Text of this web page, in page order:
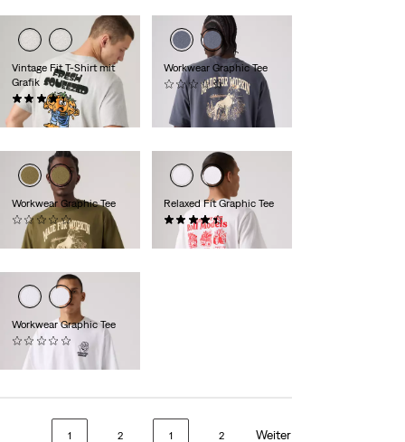
Vintage Fit T-Shirt mit
Grafik
(11)
34,95 €
Workwear Graphic Tee
(0)
34,95 €
Workwear Graphic Tee
(0)
34,95 €
Relaxed Fit Graphic Tee
(8)
34,95 €
Workwear Graphic Tee
(0)
34,95 €
1 2 Weiter
1 2